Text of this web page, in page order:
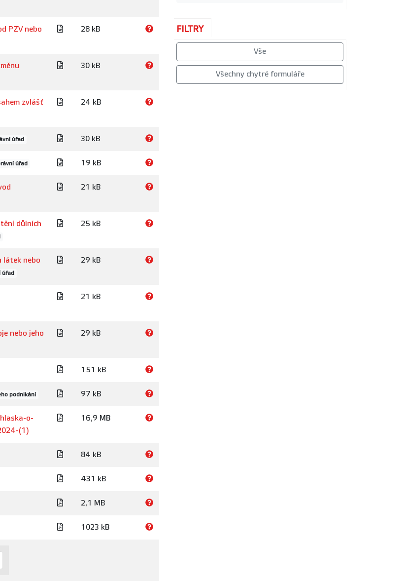
PZV nebo
28 kB
30 kB
zvlášť
24 kB
úřad 30 kB
úřad 19 kB
21 kB
důlních
25 kB
látek nebo
úřad
29 kB
21 kB
nebo jeho
29 kB
151 kB
podnikání 97 kB
o-
(1)
16,9 MB
84 kB
431 kB
2,1 MB
1023 kB
FILTRY
Vše
Všechny chytré formuláře